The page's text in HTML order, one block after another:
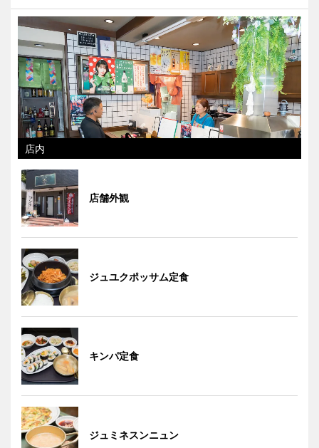
店内
店舗外観
ジュユクポッサム定食
キンパ定食
ジュミネスンニュン